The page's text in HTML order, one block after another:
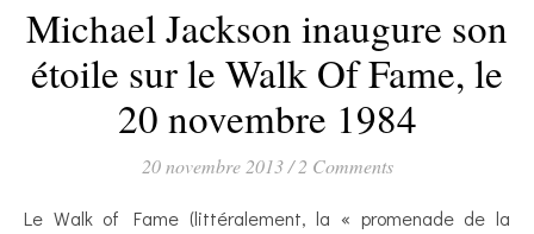
Michael Jackson inaugure son
étoile sur le Walk Of Fame, le
20 novembre 1984
20 novembre 2013 / 2 Comments
Le Walk of Fame (littéralement, la « promenade de la